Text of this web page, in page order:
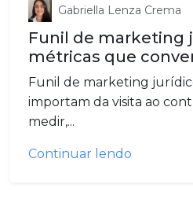
Gabriella Lenza Crema
Funil de marketing
métricas que
Funil de marketing
importam da visita ao
medir,...
Continuar lendo